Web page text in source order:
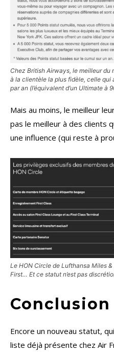
Chez British Airways, le meilleur du
à la clientèle la plus fidèle, celle
par an (l’équivalent d’un Ultimate à
Mais au moins, le meilleur
pas le meilleur à des clients
une influence (qui reste à
Le HON Circle de Lufthansa Miles
First… Et ce statut n’est pas
Conclusion
Encore un nouveau statut,
liste déjà présente chez Air